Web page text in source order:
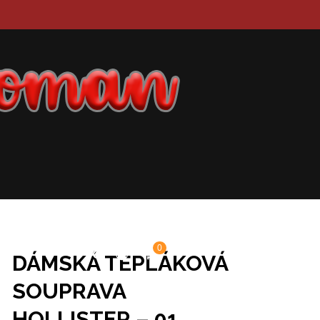
0
DÁMSKÁ TEPLÁKOVÁ
SOUPRAVA